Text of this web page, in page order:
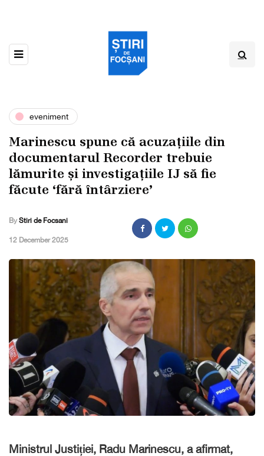
eveniment
Marinescu spune că acuzațiile din
documentarul Recorder trebuie
lămurite și investigațiile IJ să fie
făcute ‘fără întârziere’
By Stiri de Focsani
,12 December 2025
Ministrul Justiției, Radu Marinescu, a afirmat,